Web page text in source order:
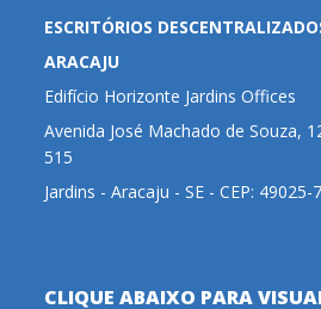
ESCRITÓRIOS
ARACAJU
Edifício Horizonte Jardins Offices
Avenida José Machado de Souza,
515
Jardins - Aracaju - SE - CEP: 49025-
CLIQUE ABAIXO PARA